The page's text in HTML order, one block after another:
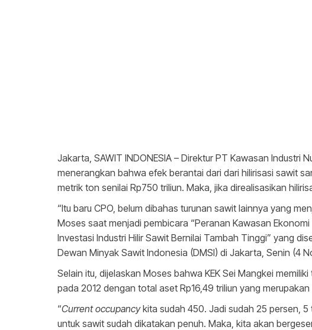
Jakarta, SAWIT INDONESIA – Direktur PT Kawasan Industri
menerangkan bahwa efek berantai dari dari hilirisasi sawit
metrik ton senilai Rp750 triliun. Maka, jika direalisasikan
“Itu baru CPO, belum dibahas turunan sawit lainnya yang
Moses saat menjadi pembicara “Peranan Kawasan
Investasi Industri Hilir Sawit Bernilai Tambah Tinggi” yang
Dewan Minyak Sawit Indonesia (DMSI) di Jakarta, Senin (4
Selain itu, dijelaskan Moses bahwa KEK Sei Mangkei
pada 2012 dengan total aset Rp16,49 triliun yang
“Current occupancykita sudah 450. Jadi sudah 25 persen,
untuk sawit sudah dikatakan penuh. Maka, kita akan